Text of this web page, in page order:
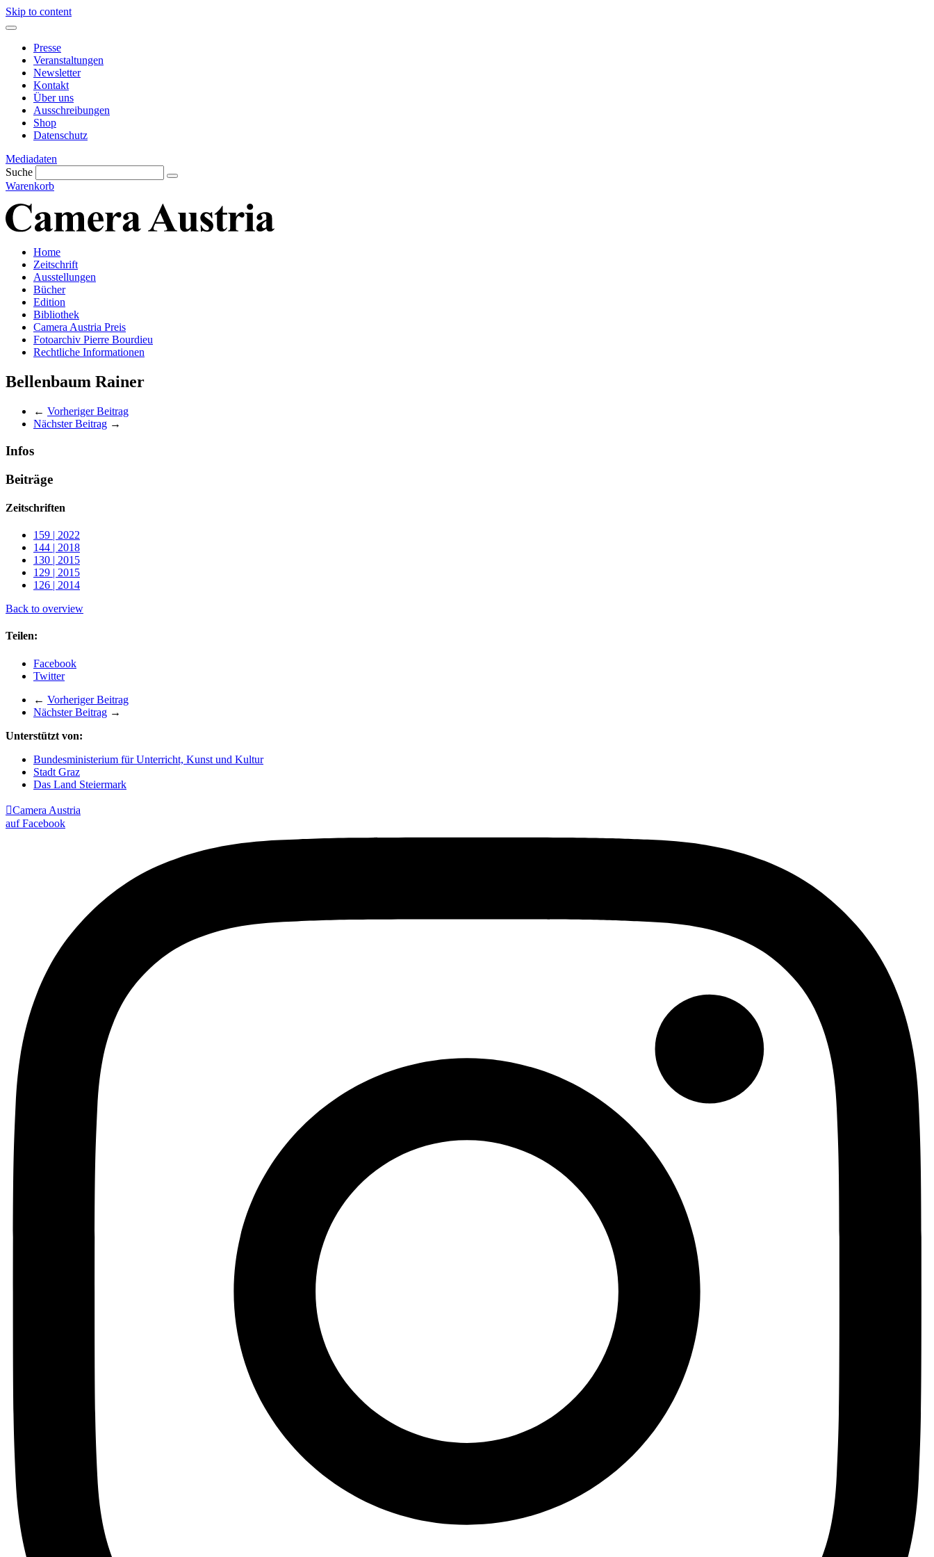
Skip to content
Presse
Veranstaltungen
Newsletter
Kontakt
Über uns
Ausschreibungen
Shop
Datenschutz
Mediadaten
Suche
Warenkorb
Home
Zeitschrift
Ausstellungen
Bücher
Edition
Bibliothek
Camera Austria Preis
Fotoarchiv Pierre Bourdieu
Rechtliche Informationen
Bellenbaum Rainer
← Vorheriger Beitrag
Nächster Beitrag →
Infos
Beiträge
Zeitschriften
159 | 2022
144 | 2018
130 | 2015
129 | 2015
126 | 2014
Back to overview
Teilen:
Facebook
Twitter
← Vorheriger Beitrag
Nächster Beitrag →
Unterstützt von:
Bundesministerium für Unterricht, Kunst und Kultur
Stadt Graz
Das Land Steiermark
Camera Austria
auf Facebook